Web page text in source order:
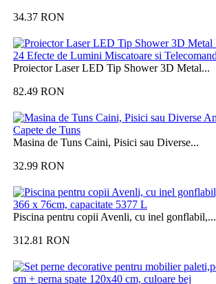
34.37 RON
Proiector Laser LED Tip Shower 3D Metal...
82.49 RON
Masina de Tuns Caini, Pisici sau Diverse...
32.99 RON
Piscina pentru copii Avenli, cu inel gonflabil,...
312.81 RON